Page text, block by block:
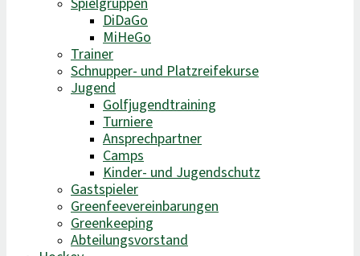
DiDaGo
MiHeGo
Trainer
Schnupper- und Platzreifekurse
Jugend
Golfjugendtraining
Turniere
Ansprechpartner
Camps
Kinder- und Jugendschutz
Gastspieler
Greenfeevereinbarungen
Greenkeeping
Abteilungsvorstand